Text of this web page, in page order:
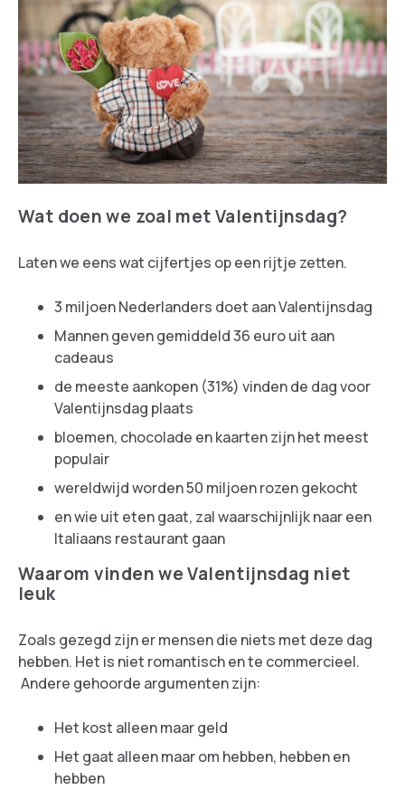
Wat doen we zoal met Valentijnsdag?
Laten we eens wat cijfertjes op een rijtje zetten.
3 miljoen Nederlanders doet aan Valentijnsdag
Mannen geven gemiddeld 36 euro uit aan
cadeaus
de meeste aankopen (31%) vinden de dag voor
Valentijnsdag plaats
bloemen, chocolade en kaarten zijn het meest
populair
wereldwijd worden 50 miljoen rozen gekocht
en wie uit eten gaat, zal waarschijnlijk naar een
Italiaans restaurant gaan
Waarom vinden we Valentijnsdag niet
leuk
Zoals gezegd zijn er mensen die niets met deze dag
hebben. Het is niet romantisch en te commercieel.
Andere gehoorde argumenten zijn:
Het kost alleen maar geld
Het gaat alleen maar om hebben, hebben en
hebben